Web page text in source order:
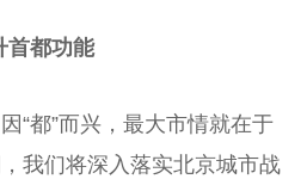
首都功能
“都”而兴，最大市情就在于
我们将深入落实北京城市战